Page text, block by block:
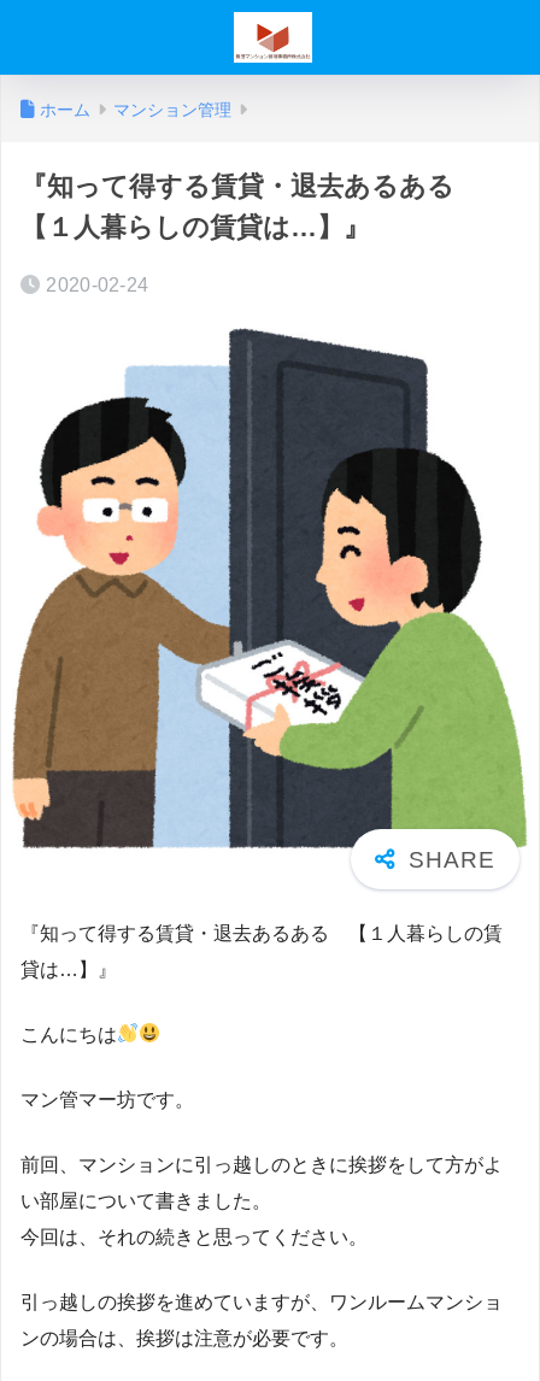
ホーム マンション管理
『知って得する賃貸・退去あるある
【１人暮らしの賃貸は…】』
2020-02-24
『知って得する賃貸・退去あるある 【１人暮らしの賃
貸は…】』
こんにちは
マン管マー坊です。
前回、マンションに引っ越しのときに挨拶をして方がよ
い部屋について書きました。
今回は、それの続きと思ってください。
引っ越しの挨拶を進めていますが、ワンルームマンショ
ンの場合は、挨拶は注意が必要です。